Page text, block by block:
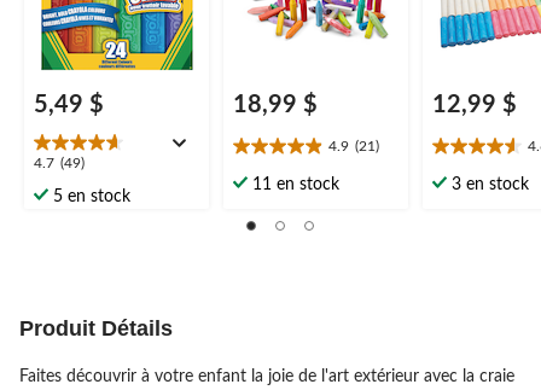
5,49 $
4.7 (49)
4.7
étoile(s)
5 en stock
18,99 $
4.9 (21)
4.9
étoile(s)
5.
11 en stock
12,99 $
4.6
étoile(s)
3 en stock
Produit Détails
Faites découvrir à votre enfant la joie de l'art extérieur avec la craie